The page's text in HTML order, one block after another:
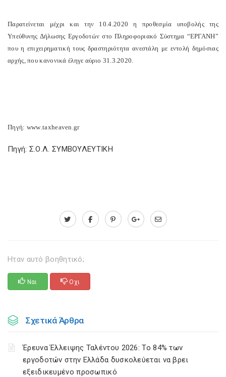
Παρατείνεται μέχρι και την 10.4.2020 η προθεσμία υποβολής της
Υπεύθυνης Δήλωσης Εργοδοτών στο Πληροφοριακό Σύστημα “ΕΡΓΑΝΗ”
που η επιχειρηματική τους δραστηριότητα ανεστάλη με εντολή δημόσιας
αρχής, που κανονικά έληγε αύριο 31.3.2020.
Πηγή: www.taxheaven .gr
Πηγή: Σ.Ο.Λ. ΣΥΜΒΟΥΛΕΥΤΙΚΗ
Ηταν αυτό βοηθητικό;
Ναι Οχι
Σχετικά Άρθρα
Έρευνα Έλλειψης Ταλέντου 2026: Το 84% των
εργοδοτών στην Ελλάδα δυσκολεύεται να βρει
εξειδικευμένο προσωπικό